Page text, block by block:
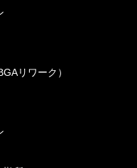
リワーク）